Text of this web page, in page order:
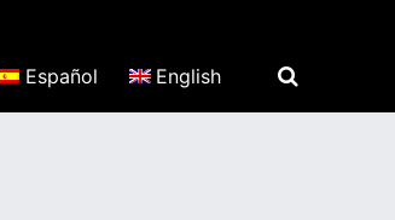
Español English